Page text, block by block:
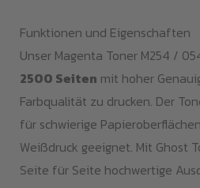
Funktionen und Eigenschaften
Unser Magenta Toner M254 /
2500 Seiten mit hoher
Farbqualität zu drucken. Der
für schwierige
Weißdruck geeignet. Mit Ghost
Seite für Seite hochwertige